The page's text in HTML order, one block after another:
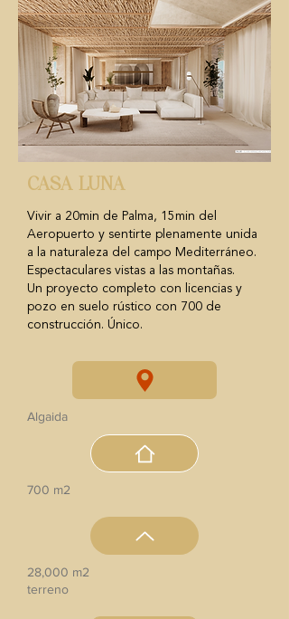
CASA LUNA
Vivir a 20min de Palma, 15min del
Aeropuerto y sentirte plenamente unida
a la naturaleza del campo Mediterráneo.
Espectaculares vistas a las montañas.
Un proyecto completo con licencias y
pozo en suelo rústico con 700 de
construcción. Único.
Algaida
700 m2
28,000 m2
terreno